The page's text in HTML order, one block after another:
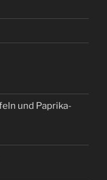
und Paprika-